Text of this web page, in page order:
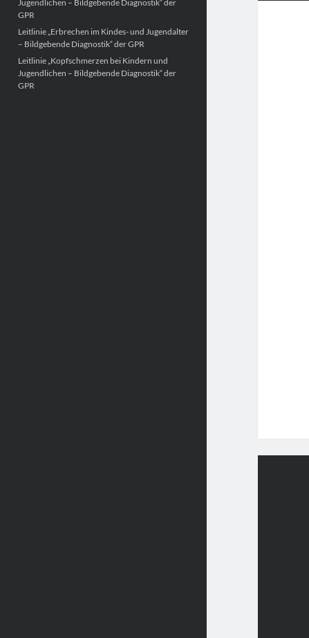
Jugendlichen – Bildgebende Diagnostik“ der
GPR
Leitlinie „Erbrechen im Kindes- und Jugendalter
– Bildgebende Diagnostik“ der GPR
Leitlinie „Kopfschmerzen bei Kindern und
Jugendlichen – Bildgebende Diagnostik“ der
GPR